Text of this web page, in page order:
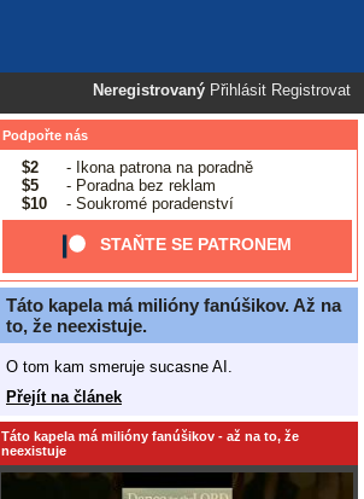
Neregistrovaný Přihlásit Registrovat
Podpořte nás
$2
- Ikona patrona na poradně
$5
- Poradna bez reklam
$10
- Soukromé poradenství
STAŇTE SE PATRONEM
Táto kapela má milióny fanúšikov. Až na
to, že neexistuje.
O tom kam smeruje sucasne AI.
Přejít na článek
Táto kapela má milióny fanúšikov - až na to, že
neexistuje